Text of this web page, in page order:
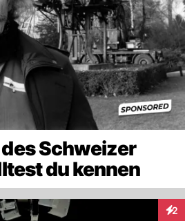
Schweizer
du kennen
2